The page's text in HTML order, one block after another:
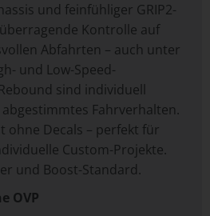
und feinfühliger GRIP2-
Kontrolle auf
Abfahrten – auch unter
und Low-Speed-
sind individuell
Fahrverhalten.
ohne Decals – perfekt für
Custom-Projekte.
und Boost-Standard.
OVP